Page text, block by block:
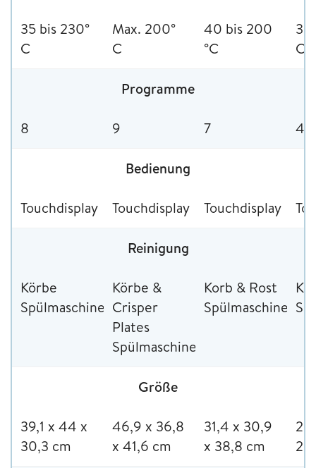
35 bis 230°
C
Max. 200°
C
40 bis 200
°C
32
C
Programme
8 9 7 4
Bedienung
Touchdisplay Touchdisplay Touchdisplay
Reinigung
Körbe
Spülmaschinenfest
Körbe &
Crisper
Plates
Spülmaschinenfest
Korb & Rost
Größe
39,1 x 44 x
30,3 cm
46,9 x 36,8
x 41,6 cm
31,4 x 30,9
x 38,8 cm
26